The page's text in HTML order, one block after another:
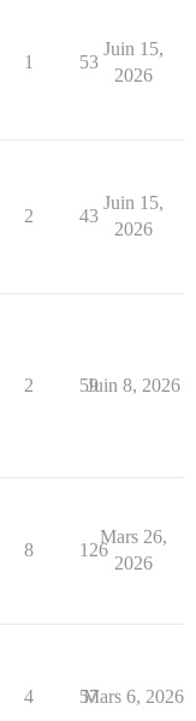
1 53
Juin 15,
2026
2 43
Juin 15,
2026
2 59
Juin 8, 2026
8 126
Mars 26,
2026
4 57
Mars 6, 2026